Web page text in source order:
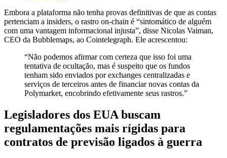
Embora a plataforma não tenha provas definitivas de que as contas
pertenciam a insiders, o rastro on-chain é “sintomático de alguém
com uma vantagem informacional injusta”, disse Nicolas Vaiman,
CEO da Bubblemaps, ao Cointelegraph. Ele acrescentou:
“Não podemos afirmar com certeza que isso foi uma
tentativa de ocultação, mas é suspeito que os fundos
tenham sido enviados por exchanges centralizadas e
serviços de terceiros antes de financiar novas contas da
Polymarket, encobrindo efetivamente seus rastros.”
Legisladores dos EUA buscam
regulamentações mais rígidas para
contratos de previsão ligados à guerra